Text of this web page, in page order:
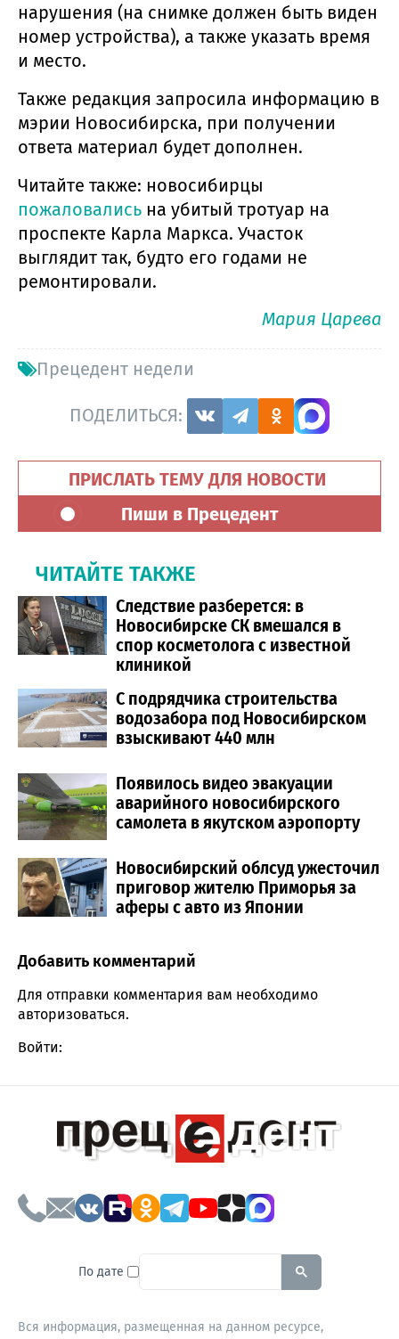
нарушения (на снимке должен быть виден
номер устройства), а также указать время
и место.
Также редакция запросила информацию в
мэрии Новосибирска, при получении
ответа материал будет дополнен.
Читайте также: новосибирцы
пожаловались на убитый тротуар на
проспекте Карла Маркса. Участок
выглядит так, будто его годами не
ремонтировали.
Мария Царева
Прецедент недели
ПОДЕЛИТЬСЯ:
ПРИСЛАТЬ ТЕМУ ДЛЯ НОВОСТИ
Пиши в Прецедент
ЧИТАЙТЕ ТАКЖЕ
Следствие разберется: в
Новосибирске СК вмешался в
спор косметолога с известной
клиникой
С подрядчика строительства
водозабора под Новосибирском
взыскивают 440 млн
Появилось видео эвакуации
аварийного новосибирского
самолета в якутском аэропорту
Новосибирский облсуд ужесточил
приговор жителю Приморья за
аферы с авто из Японии
Comment section
Добавить комментарий
Для отправки комментария вам необходимо
авторизоваться.
Войти:
По дате To search this site, enter a
Вся информация, размещенная на данном ресурсе,